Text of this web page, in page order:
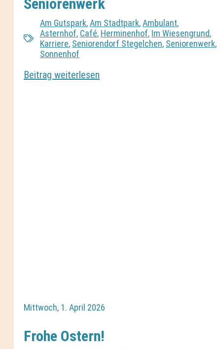
Seniorenwerk
Am Gutspark,Am Stadtpark,Ambulant,
Asternhof, Café, Herminenhof, Im Wiesengrund,
Karriere, Seniorendorf Stegelchen, Seniorenwerk,
Sonnenhof
Beitrag weiterlesen
Mittwoch, 1. April 2026
Frohe Ostern!